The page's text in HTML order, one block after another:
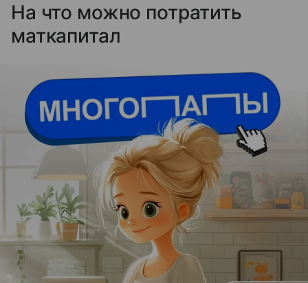
На что можно потратить
маткапитал